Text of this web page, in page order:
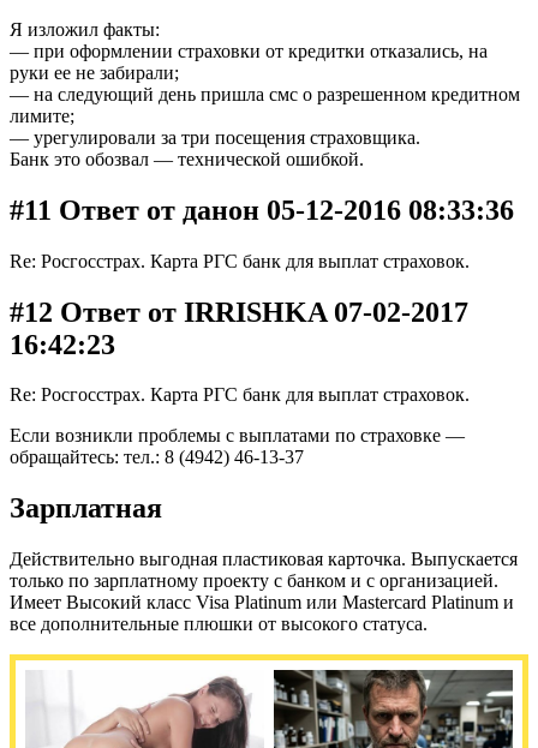
Я изложил факты:
— при оформлении страховки от кредитки отказались, на
руки ее не забирали;
— на следующий день пришла смс о разрешенном кредитном
лимите;
— урегулировали за три посещения страховщика.
Банк это обозвал — технической ошибкой.
#11 Ответ от данон 05-12-2016 08:33:36
Re: Росгосстрах. Карта РГС банк для выплат страховок.
#12 Ответ от IRRISHKA 07-02-2017
16:42:23
Re: Росгосстрах. Карта РГС банк для выплат страховок.
Если возникли проблемы с выплатами по страховке —
обращайтесь: тел.: 8 (4942) 46-13-37
Зарплатная
Действительно выгодная пластиковая карточка. Выпускается
только по зарплатному проекту с банком и с организацией.
Имеет Высокий класс Visa Platinum или Mastercard Platinum и
все дополнительные плюшки от высокого статуса.